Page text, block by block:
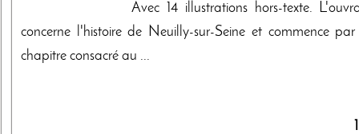
Avec 14 illustrations hors-texte.
concerne l'histoire de Neuilly-sur-Seine et commence
chapitre consacré au ...